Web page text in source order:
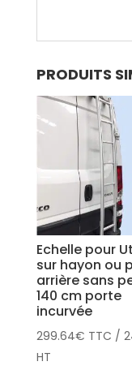
PRODUITS
Echelle pour
sur hayon ou
arrière sans
140 cm porte
incurvée
299.64€ TTC /
HT